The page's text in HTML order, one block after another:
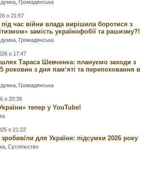
Громадянська
о 21:57
час війни влада вирішила боротися з
замість українофобії та рашизму?!
Громадянська
о 17:47
Тараса Шевченка: плануємо заходи з
роковин з дня памʼяті та перепоховання в
Громадянська
о 20:39
тепер у YouTube!
о 21:22
ли для України: підсумки 2026 року
,Суспільство